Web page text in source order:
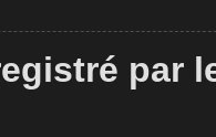
par